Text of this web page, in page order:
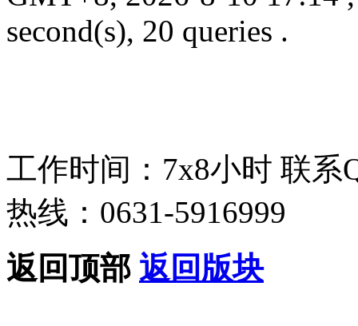
second(s), 20 queries .
工作时间：7x8小时 联系
热线：0631-5916999
返回顶部 返回版块